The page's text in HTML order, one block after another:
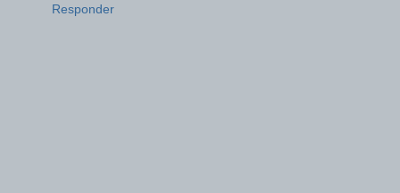
Responder